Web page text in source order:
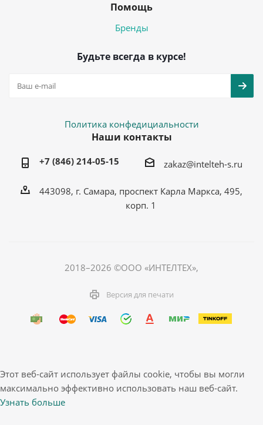
Помощь
Бренды
Будьте всегда в курсе!
Политика конфедициальности
Наши контакты
+7 (846) 214-05-15 zakaz@intelteh-s.ru
443098, г. Самара, проспект Карла Маркса, 495,
корп. 1
2018–2026 ©ООО «ИНТЕЛТЕХ»,
Версия для печати
Этот веб-сайт использует файлы cookie, чтобы вы могли
максимально эффективно использовать наш веб-сайт.
Узнать больше